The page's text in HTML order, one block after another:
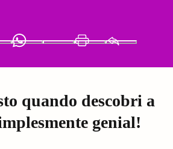
Twitter
quando descobri a
genial!